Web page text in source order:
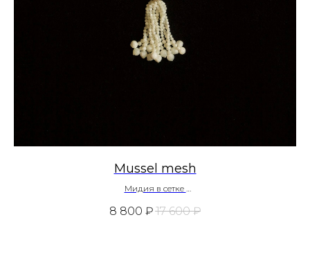
Mussel mesh
Мидия в сетке
8 800 ₽17 600 ₽